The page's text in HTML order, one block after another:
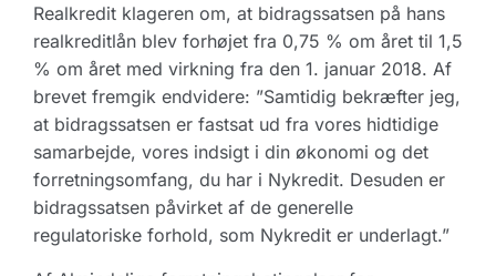
Realkredit klageren om, at bidragssatsen på hans
realkreditlån blev forhøjet fra 0,75 % om året til 1,5
% om året med virkning fra den 1. januar 2018. Af
brevet fremgik endvidere: ”Samtidig bekræfter jeg,
at bidragssatsen er fastsat ud fra vores hidtidige
samarbejde, vores indsigt i din økonomi og det
forretningsomfang, du har i Nykredit. Desuden er
bidragssatsen påvirket af de generelle
regulatoriske forhold, som Nykredit er underlagt.”